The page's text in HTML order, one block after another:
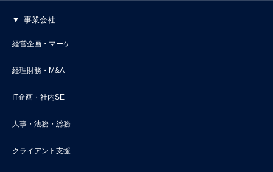
事業会社
経営企画・マーケ
経理財務・M&A
IT企画・社内SE
人事・法務・総務
クライアント支援